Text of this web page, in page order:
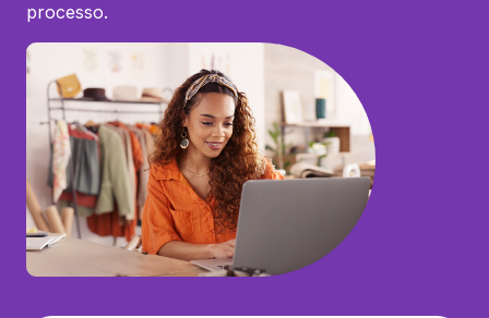
processo.